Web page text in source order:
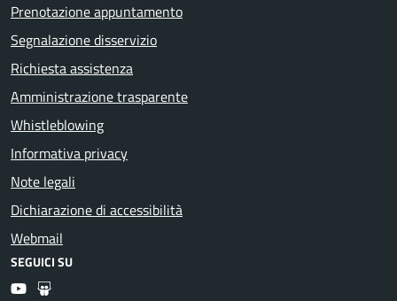
Prenotazione appuntamento
Segnalazione disservizio
Richiesta assistenza
Amministrazione trasparente
Whistleblowing
Informativa privacy
Note legali
Dichiarazione di accessibilità
Webmail
SEGUICI SU
YoutubeSlideshare